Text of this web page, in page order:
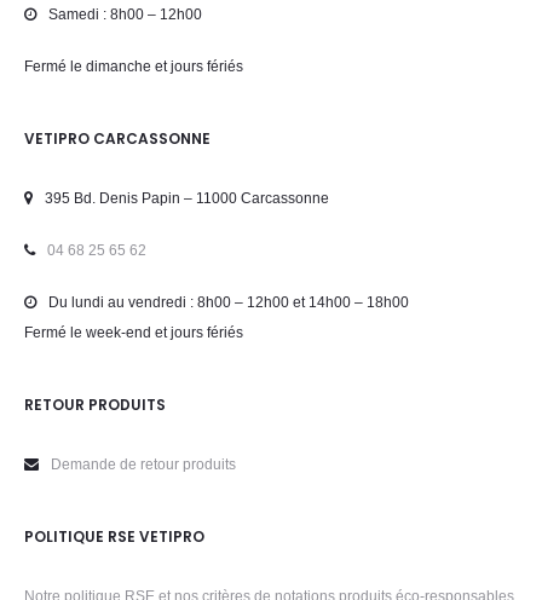
Samedi : 8h00 – 12h00
Fermé le dimanche et jours fériés
VETIPRO CARCASSONNE
395 Bd. Denis Papin – 11000 Carcassonne
04 68 25 65 62
Du lundi au vendredi : 8h00 – 12h00 et 14h00 – 18h00
Fermé le week-end et jours fériés
RETOUR PRODUITS
Demande de retour produits
POLITIQUE RSE VETIPRO